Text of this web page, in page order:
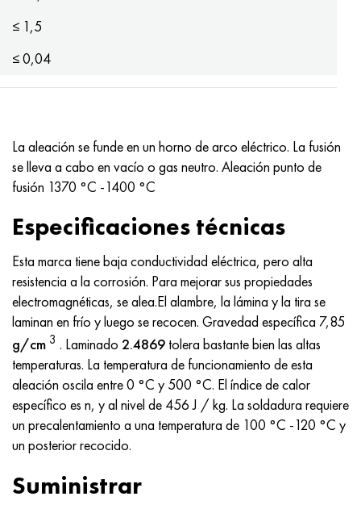
≤ 1,5
≤ 0,04
La aleación se funde en un horno de arco eléctrico. La fusión
se lleva a cabo en vacío o gas neutro. Aleación punto de
fusión 1370 °C -1400 °C
Especificaciones técnicas
Esta marca tiene baja conductividad eléctrica, pero alta
resistencia a la corrosión. Para mejorar sus propiedades
electromagnéticas, se alea.El alambre, la lámina y la tira se
laminan en frío y luego se recocen. Gravedad específica 7,85
g/cm 3 . Laminado 2.4869 tolera bastante bien las altas
temperaturas. La temperatura de funcionamiento de esta
aleación oscila entre 0 °C y 500 °C. El índice de calor
específico es n, y al nivel de 456 J / kg. La soldadura requiere
un precalentamiento a una temperatura de 100 °C -120 °C y
un posterior recocido.
Suministrar
MP159
Nicrofer 5923 hMo
Nitronik 40
Nitronik 75
Nimonic 80a
Nimónico 90
Nimónico 263
Haynes 25
Haynes 188
56DGNH
79NM, Lupa 7904
80NMV-VI
Tipos de aleaciones de precisión
termobimetales
tubo de precisión
HN73MBTYu
HN75MBTYu
XN77TYu
HN80TBY
N65M, EP982
H70MFV
A LAS 6
14 titanio
1.4567 - AISI 304Cu
1.4574 - Aleación PH 15-7 Mo®
1.4597 - AISI 204Cu
Aleación 254smo® - 1.4547
Aleación 926 - 1.4529
AM-350 - ams 5548
AM-355 - ams 5547
Custom 450® - uns S45000
Ascoloy griego 418
15X16H2AM
18X12VMBFR
20Х3FMI
40X10X2M
40Х9С2
45Х14Н14В2М
50X14MF
65X13
90X18MF
30X, AISI 5130, 30h
30hgsa, 30hgsa
30xn2ma, 30CrNiMo8
35hgs, 35hgs
35hgsa, 35hgsa
ac35g2, 36smnpb14, 1.0765
38x2n2ma, 34CrNiMo6, 40NiCrMo7
40hn2ma, 34CrNiMo4, 36hnm
38hs, 37hs